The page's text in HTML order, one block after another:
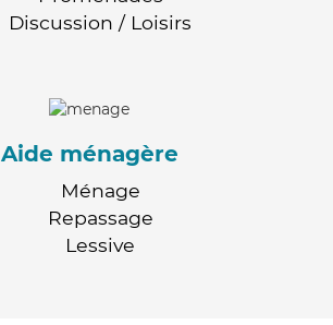
Discussion / Loisirs
Aide ménagère
Ménage
Repassage
Lessive